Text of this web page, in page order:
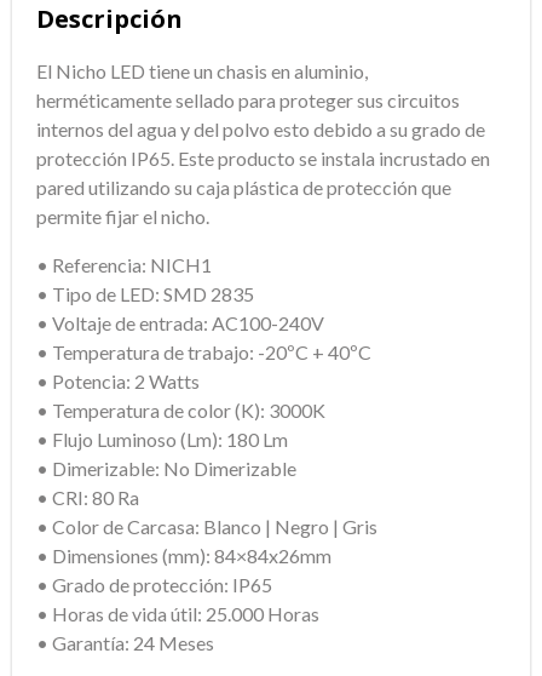
cantidad
Descripción
El Nicho LED tiene un chasis en aluminio,
herméticamente sellado para proteger sus circuitos
internos del agua y del polvo esto debido a su grado de
protección IP65. Este producto se instala incrustado en
pared utilizando su caja plástica de protección que
permite fijar el nicho.
• Referencia: NICH1
• Tipo de LED: SMD 2835
• Voltaje de entrada: AC100-240V
• Temperatura de trabajo: -20ºC + 40ºC
• Potencia: 2 Watts
• Temperatura de color (K): 3000K
• Flujo Luminoso (Lm): 180 Lm
• Dimerizable: No Dimerizable
• CRI: 80 Ra
• Color de Carcasa: Blanco | Negro | Gris
• Dimensiones (mm): 84×84x26mm
• Grado de protección: IP65
• Horas de vida útil: 25.000 Horas
• Garantía: 24 Meses